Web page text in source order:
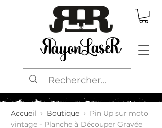
Accueil › Boutique › Pin Up sur moto
vintage - Planche à Découper Gravée